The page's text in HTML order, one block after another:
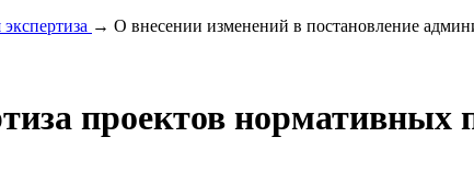
→ О внесении изменений в постановление
проектов нормативных